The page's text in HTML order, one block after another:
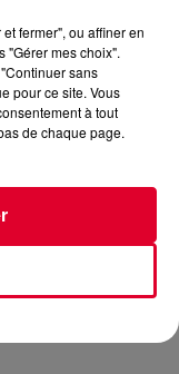
fermer", ou affiner en
"Gérer mes choix".
sans
pour ce site. Vous
à tout
de chaque page.